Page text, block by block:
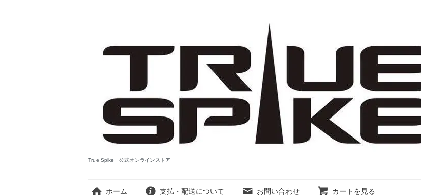
True Spike 公式オンラインストア
ホーム 支払・配送について お問い合わせ カートを見る